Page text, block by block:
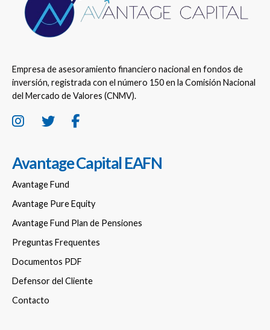
Empresa de asesoramiento financiero nacional en fondos de
inversión, registrada con el número 150 en la Comisión Nacional
del Mercado de Valores (CNMV).
Avantage Capital EAFN
Avantage Fund
Avantage Pure Equity
Avantage Fund Plan de Pensiones
Preguntas Frequentes
Documentos PDF
Defensor del Cliente
Contacto